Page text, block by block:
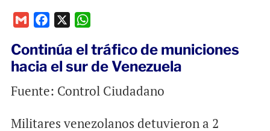
a
i
c
e
o
a
t
A
Continúa el tráfico de municiones
hacia el sur de Venezuela
Fuente: Control Ciudadano
Militares venezolanos detuvieron a 2